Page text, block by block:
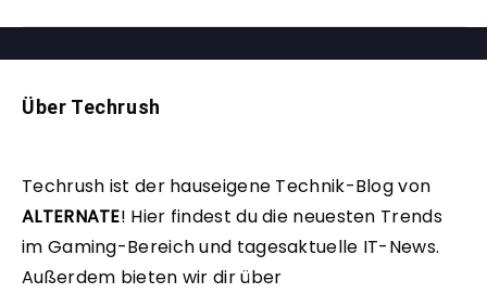
Über Techrush
Techrush ist der hauseigene Technik-Blog von
ALTERNATE! Hier findest du die neuesten Trends
im Gaming-Bereich und tagesaktuelle IT-News.
Außerdem bieten wir dir über